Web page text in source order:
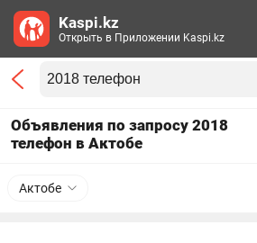
Объявления по запросу 2018
телефон в Актобе
Актобе
Kaspi.kz
Открыть в Приложении Kaspi.kz